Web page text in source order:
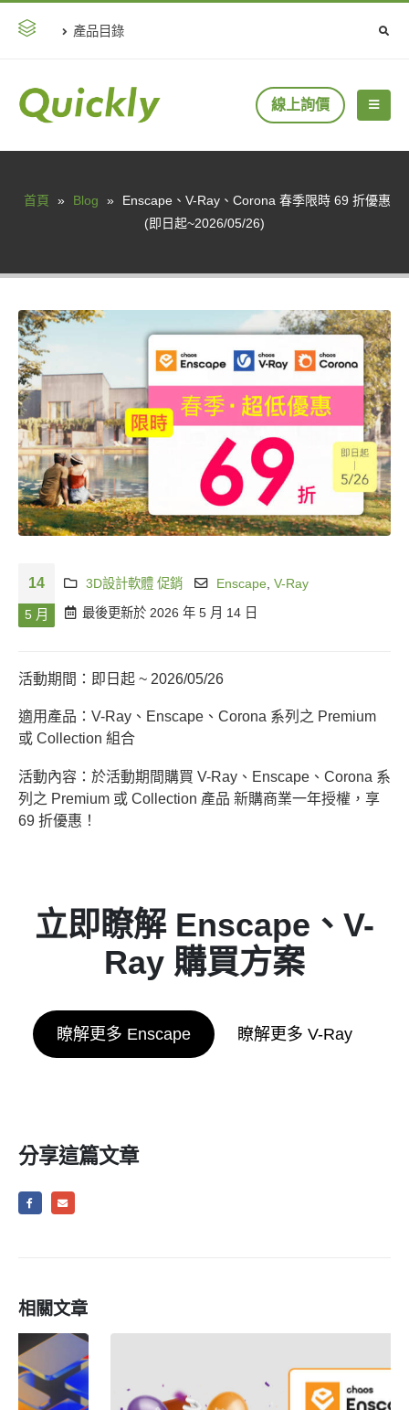
產品目錄
線上詢價
首頁 » Blog »
Enscape、V-Ray、Corona 春季限時 69 折優惠
(即日起~2026/05/26)
14
5 月
3D設計軟體 促銷 Enscape, V-Ray
最後更新於 2026 年 5 月 14 日
活動期間：即日起 ~ 2026/05/26
適用產品：V-Ray、Enscape、Corona 系列之 Premium
或 Collection 組合
活動內容：於活動期間購買 V-Ray、Enscape、Corona 系
列之 Premium 或 Collection 產品 新購商業一年授權，享
69 折優惠！
立即瞭解 Enscape、V-
Ray 購買方案
瞭解更多 Enscape 瞭解更多 V-Ray
分享這篇文章
相關文章